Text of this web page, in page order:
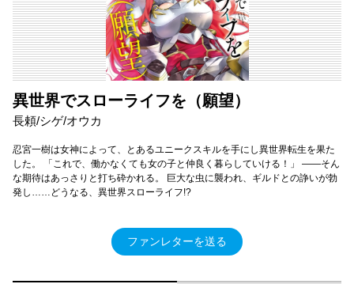
異世界でスローライフを（願望）
長頼/シゲ/オウカ
忍宮一樹は女神によって、とあるユニークスキルを手にし異世界転生を果た
した。 「これで、働かなくても女の子と仲良く暮らしていける！」 ――そん
な期待はあっさりと打ち砕かれる。 巨大な虫に襲われ、ギルドとの諍いが勃
発し……どうなる、異世界スローライフ!?
ファンレターを送る